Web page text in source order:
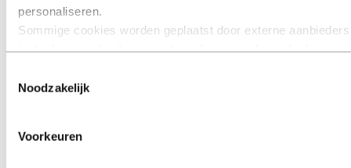
personaliseren.
Sommige cookies worden geplaatst door externe
verzamelen, combineren met andere informatie die je aan
een third‑party cookie is de Verwerkingsverantwoordelijke
Noodzakelijk
Voorkeuren